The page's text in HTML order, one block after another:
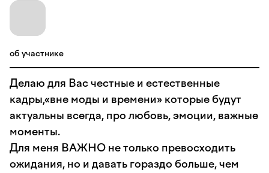
об участнике
Делаю для Вас честные и естественные
кадры,«вне моды и времени» которые будут
актуальны всегда, про любовь, эмоции, важные
моменты.
Для меня ВАЖНО не только превосходить
ожидания, но и давать гораздо больше, чем